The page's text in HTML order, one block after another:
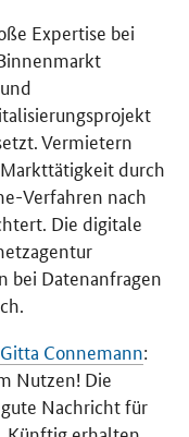
Expertise bei
Vermietern
durch
Verfahren nach
Die digitale
bei Datenanfragen
Connemann:
Nutzen! Die
Nachricht für